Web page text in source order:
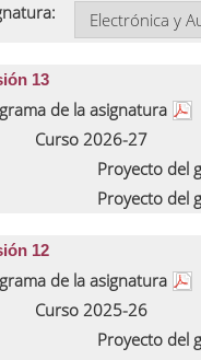
13
de la asignatura
Curso 2026-27
Proyecto del
Proyecto del
12
de la asignatura
Curso 2025-26
Proyecto del